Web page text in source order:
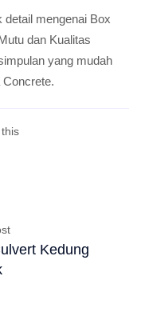
mengenai Box
dan Kualitas
yang mudah
Kedung